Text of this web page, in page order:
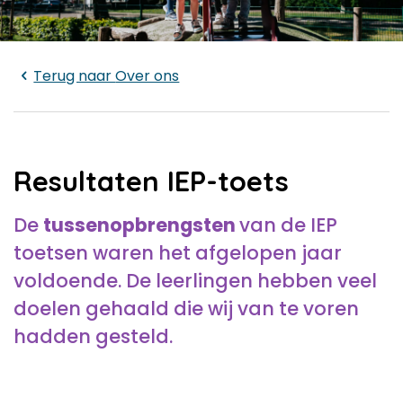
Terug naarOver ons
Resultaten IEP-toets
De tussenopbrengstenvan de IEP
toetsen waren het afgelopen jaar
voldoende. De leerlingen hebben veel
doelen gehaald die wij van te voren
hadden gesteld.